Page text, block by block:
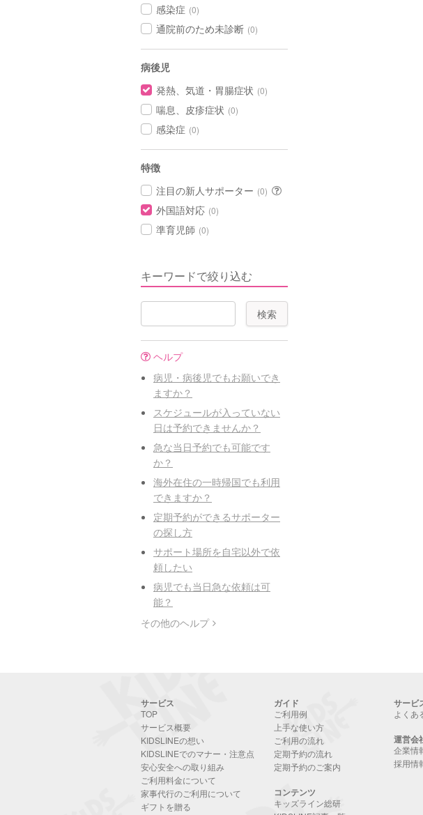
感染症 (0)
通院前のため未診断 (0)
病後児
発熱、気道・胃腸症状 (0)
喘息、皮疹症状 (0)
感染症 (0)
特徴
注目の新人サポーター (0)
外国語対応 (0)
準育児師 (0)
キーワードで絞り込む
ヘルプ
病児・病後児でもお願いでき
ますか？
スケジュールが入っていない
日は予約できませんか？
急な当日予約でも可能です
か？
海外在住の一時帰国でも利用
できますか？
定期予約ができるサポーター
の探し方
サポート場所を自宅以外で依
頼したい
病児でも当日急な依頼は可
能？
その他のヘルプ
サービス
TOP
サービス概要
KIDSLINEの想い
KIDSLINEでのマナー・注意点
安心安全への取り組み
ご利用料金について
家事代行のご利用について
ギフトを贈る
ガイド
ご利用例
上手な使い方
ご利用の流れ
定期予約の流れ
定期予約のご案内
コンテンツ
キッズライン総研
サービ
よくあ
運営会
企業情
採用情